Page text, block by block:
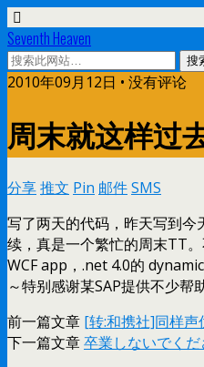
Seventh Heaven
2010年09月12日 • 没有评论
周末就这样过
分享推文 Pin 邮件SMS
写了两天的代码，昨天写到
续，真是一个繁忙的周末TT
WCF app，.net 4.0的
～特别感谢某SAP提供不少帮助
前一篇文章 [转:和携社]同样
下一篇文章卒業しないでくだ